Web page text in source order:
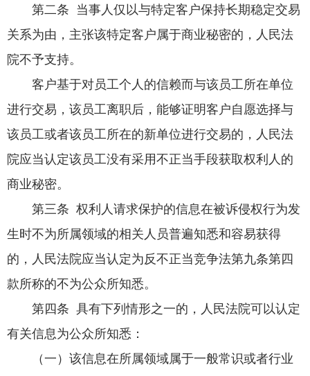
第二条 当事人仅以与特定客户保持长期稳定交易
关系为由，主张该特定客户属于商业秘密的，人民法
院不予支持。
客户基于对员工个人的信赖而与该员工所在单位
进行交易，该员工离职后，能够证明客户自愿选择与
该员工或者该员工所在的新单位进行交易的，人民法
院应当认定该员工没有采用不正当手段获取权利人的
商业秘密。
第三条 权利人请求保护的信息在被诉侵权行为发
生时不为所属领域的相关人员普遍知悉和容易获得
的，人民法院应当认定为反不正当竞争法第九条第四
款所称的不为公众所知悉。
第四条 具有下列情形之一的，人民法院可以认定
有关信息为公众所知悉：
（一）该信息在所属领域属于一般常识或者行业